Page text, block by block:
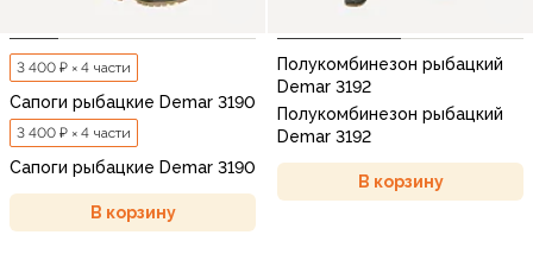
3 400 ₽ × 4 части
Сапоги рыбацкие Demar 3190
3 400 ₽ × 4 части
Сапоги рыбацкие Demar 3190
В корзину
Полукомбинезон рыбацкий
Demar 3192
Полукомбинезон рыбацкий
Demar 3192
В корзину